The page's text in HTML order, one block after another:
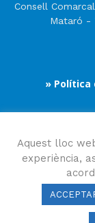
Consell
Mataró -
» Política
Aquest lloc
experiència,